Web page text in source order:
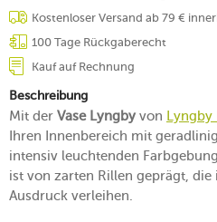
Kostenloser Versand ab 79 €
100 Tage Rückgaberecht
Kauf auf Rechnung
Beschreibung
Mit der Vase Lyngby von
Ihren Innenbereich mit
intensiv leuchtenden
ist von zarten Rillen geprägt,
Ausdruck verleihen.